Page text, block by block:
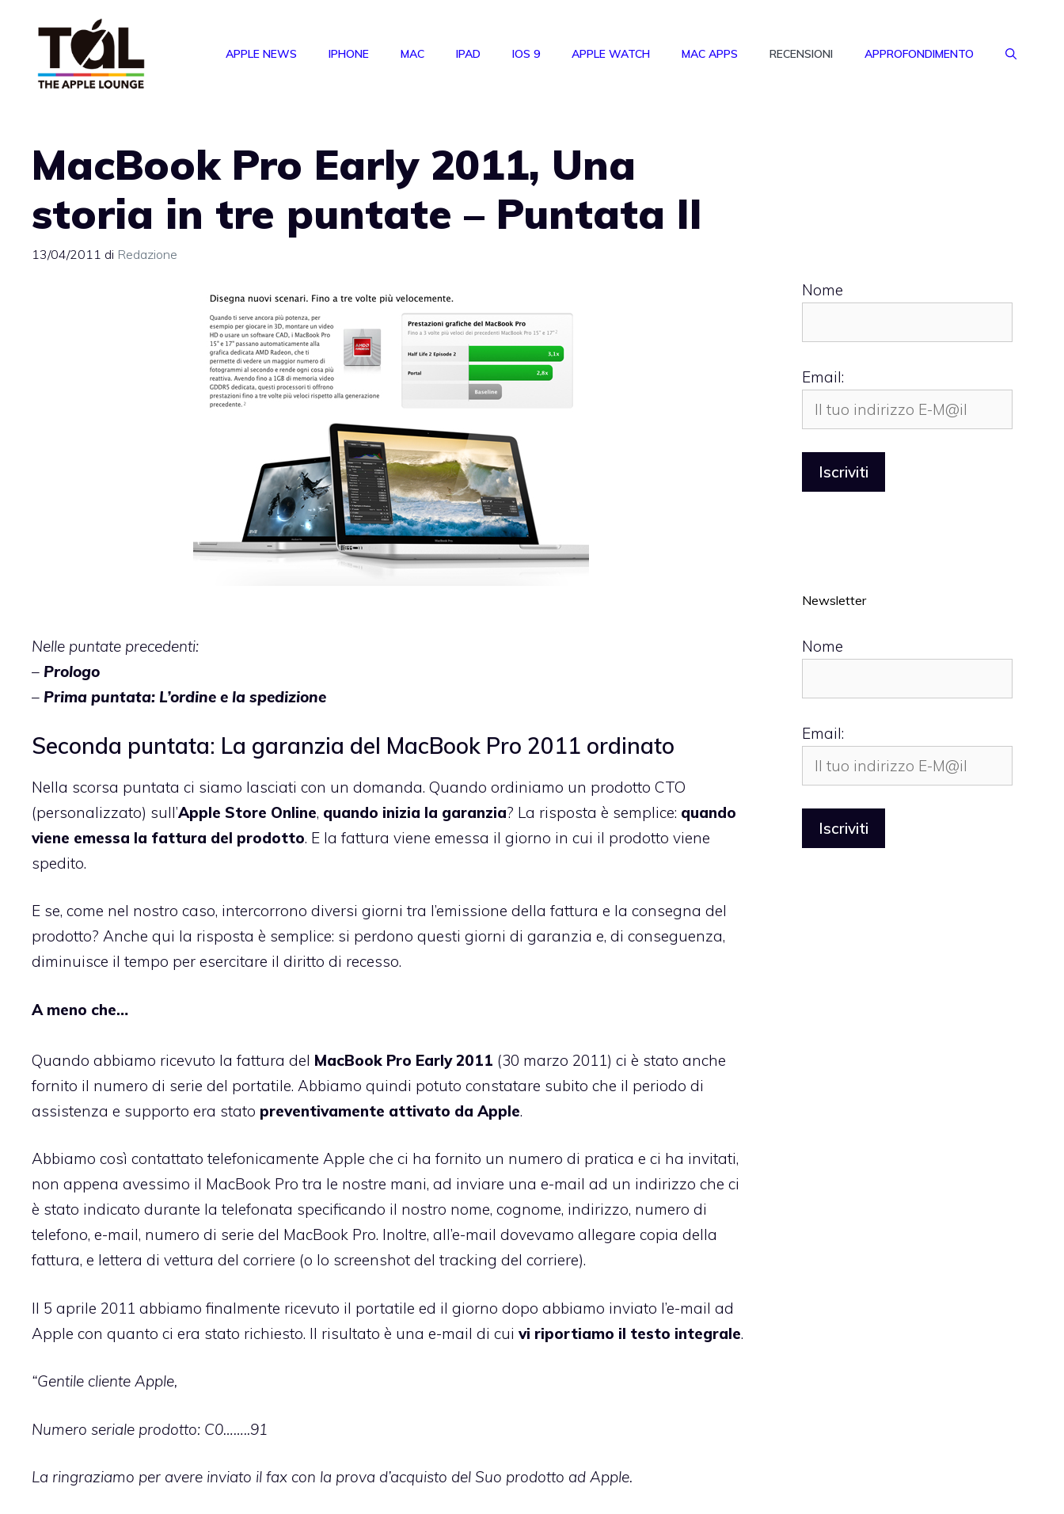
APPLE NEWS IPHONE MAC IPAD IOS 9 APPLE WATCH MAC APPS RECENSIONI APPROFONDIMENTO
MacBook Pro Early 2011, Una
storia in tre puntate – Puntata II
13/04/2011 di Redazione
Nelle puntate precedenti:
– Prologo
– Prima puntata: L’ordine e la spedizione
Seconda puntata: La garanzia del MacBook Pro 2011 ordinato
Nella scorsa puntata ci siamo lasciati con un domanda. Quando ordiniamo un prodotto CTO
(personalizzato) sull’Apple Store Online, quando inizia la garanzia? La risposta è semplice: quando
viene emessa la fattura del prodotto. E la fattura viene emessa il giorno in cui il prodotto viene
spedito.
E se, come nel nostro caso, intercorrono diversi giorni tra l’emissione della fattura e la consegna del
prodotto? Anche qui la risposta è semplice: si perdono questi giorni di garanzia e, di conseguenza,
diminuisce il tempo per esercitare il diritto di recesso.
A meno che…
Quando abbiamo ricevuto la fattura del MacBook Pro Early 2011 (30 marzo 2011) ci è stato anche
fornito il numero di serie del portatile. Abbiamo quindi potuto constatare subito che il periodo di
assistenza e supporto era stato preventivamente attivato da Apple.
Abbiamo così contattato telefonicamente Apple che ci ha fornito un numero di pratica e ci ha invitati,
non appena avessimo il MacBook Pro tra le nostre mani, ad inviare una e-mail ad un indirizzo che ci
è stato indicato durante la telefonata specificando il nostro nome, cognome, indirizzo, numero di
telefono, e-mail, numero di serie del MacBook Pro. Inoltre, all’e-mail dovevamo allegare copia della
fattura, e lettera di vettura del corriere (o lo screenshot del tracking del corriere).
Il 5 aprile 2011 abbiamo finalmente ricevuto il portatile ed il giorno dopo abbiamo inviato l’e-mail ad
Apple con quanto ci era stato richiesto. Il risultato è una e-mail di cui vi riportiamo il testo integrale.
“Gentile cliente Apple,
Numero seriale prodotto: C0……..91
La ringraziamo per avere inviato il fax con la prova d’acquisto del Suo prodotto ad Apple.
Nome
Email:
Newsletter
Nome
Email: